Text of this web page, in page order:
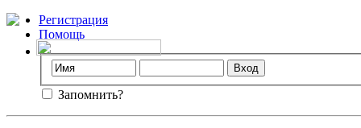
Регистрация
Помощь
Запомнить?